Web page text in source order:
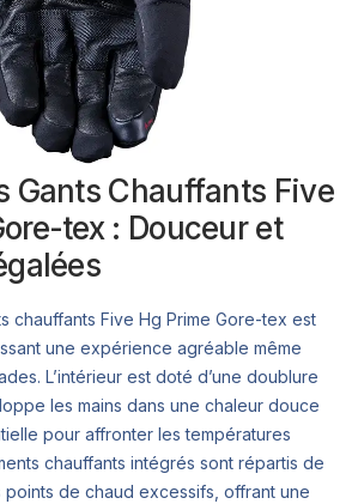
Gants Chauffants Five
tex : Douceur et
chauffants Five Hg Prime Gore-tex est
une expérience agréable même
L’intérieur est doté d’une doublure
les mains dans une chaleur douce
pour affronter les températures
chauffants intégrés sont répartis de
points de chaud excessifs, offrant une